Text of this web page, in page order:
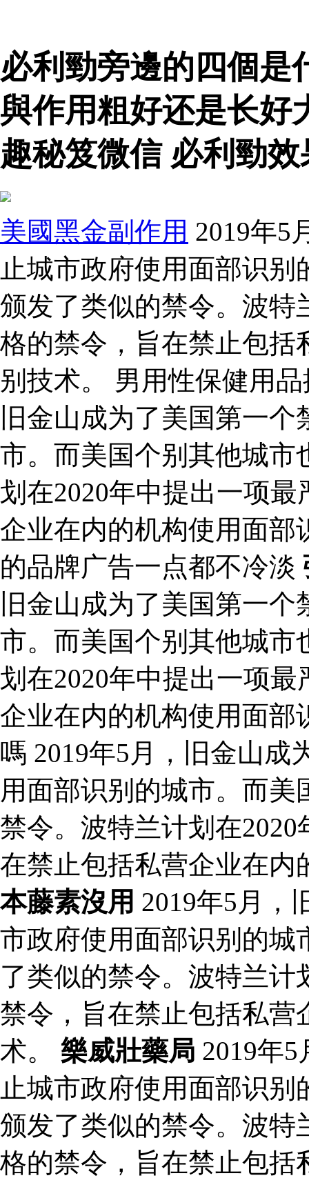
必利勁旁邊的四個是
與作用粗好还是长好
趣秘笈微信 必利勁效
美國黑金副作用 2019年5
止城市政府使用面部识
颁发了类似的禁令。波特
格的禁令，旨在禁止包括
别技术。 男用性保健用
旧金山成为了美国第一
市。而美国个别其他城市
划在2020年中提出一项
企业在内的机构使用面部
的品牌广告一点都不冷淡
旧金山成为了美国第一
市。而美国个别其他城市
划在2020年中提出一项
企业在内的机构使用面部
嗎 2019年5月，旧金山成
用面部识别的城市。而
禁令。波特兰计划在
在禁止包括私营企业在
本藤素沒用 2019年5月，
市政府使用面部识别的城
了类似的禁令。波特兰计
禁令，旨在禁止包括私营
术。 樂威壯藥局 2019年
止城市政府使用面部识
颁发了类似的禁令。波特
格的禁令，旨在禁止包括